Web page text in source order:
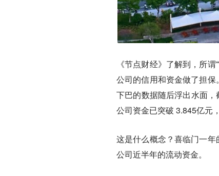
《节点财经》了解到，所
公司的信用和资金做了担保。
下巴的数据随后浮出水面
公司资金已突破 3.845亿元
这是什么概念？喜临门一
公司近半年的流动资金。